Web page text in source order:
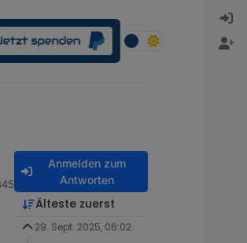
Anmelden zum
Antworten
Älteste zuerst
29. Sept. 2025, 06:02